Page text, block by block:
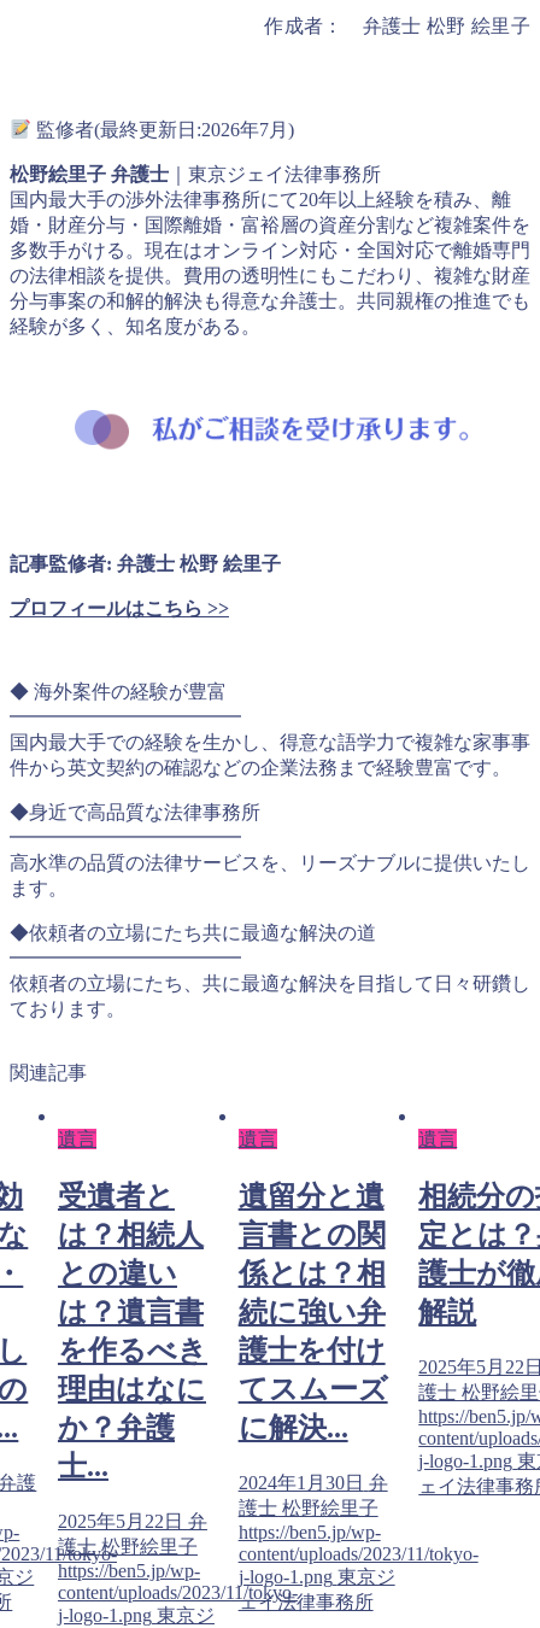
作成者： 弁護士 松野 絵里子
監修者(最終更新日:2026年7月)
松野絵里子 弁護士 ｜東京ジェイ法律事務所
国内最大手の渉外法律事務所にて20年以上経験を積み、離
婚・財産分与・国際離婚・富裕層の資産分割など複雑案件を
多数手がける。現在はオンライン対応・全国対応で離婚専門
の法律相談を提供。費用の透明性にもこだわり、複雑な財産
分与事案の和解的解決も得意な弁護士。共同親権の推進でも
経験が多く、知名度がある。
記事監修者: 弁護士 松野 絵里子
プロフィールはこちら >>
◆ 海外案件の経験が豊富
━━━━━━━━━━━━
国内最大手での経験を生かし、得意な語学力で複雑な家事事
件から英文契約の確認などの企業法務まで経験豊富です。
◆身近で高品質な法律事務所
━━━━━━━━━━━━
高水準の品質の法律サービスを、リーズナブルに提供いたし
ます。
◆依頼者の立場にたち共に最適な解決の道
━━━━━━━━━━━━
依頼者の立場にたち、共に最適な解決を目指して日々研鑽し
ております。
関連記事
護
11/tokyo-
ジ
遺言
受遺者と
は？相続人
との違い
は？遺言書
を作るべき
理由はなに
か？弁護
士...
2025年5月22日 弁
護士 松野絵里子
https://ben5.jp/wp-
content/uploads/2023/11/tokyo-
j-logo-1.png 東京ジ
遺言
遺留分と遺
言書との関
係とは？相
続に強い弁
護士を付け
てスムーズ
に解決...
2024年1月30日 弁
護士 松野絵里子
https://ben5.jp/wp-
content/uploads/2023/11/tokyo-
j-logo-1.png 東京ジ
ェイ法律事務所
遺言
相続分
定とは
護士が
解説
2025年5月22
護士 松野絵
https://ben5.jp/
content/
j-logo-1.png
ェイ法律事務